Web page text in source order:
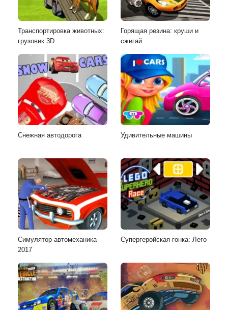
Транспортировка животных:
грузовик 3D
Горящая резина: круши и
сжигай
Снежная автодорога Удивительные машины
Симулятор автомеханика
2017
Супергеройская гонка: Лего